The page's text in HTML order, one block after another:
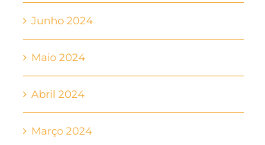
Junho 2024
Maio 2024
Abril 2024
Março 2024